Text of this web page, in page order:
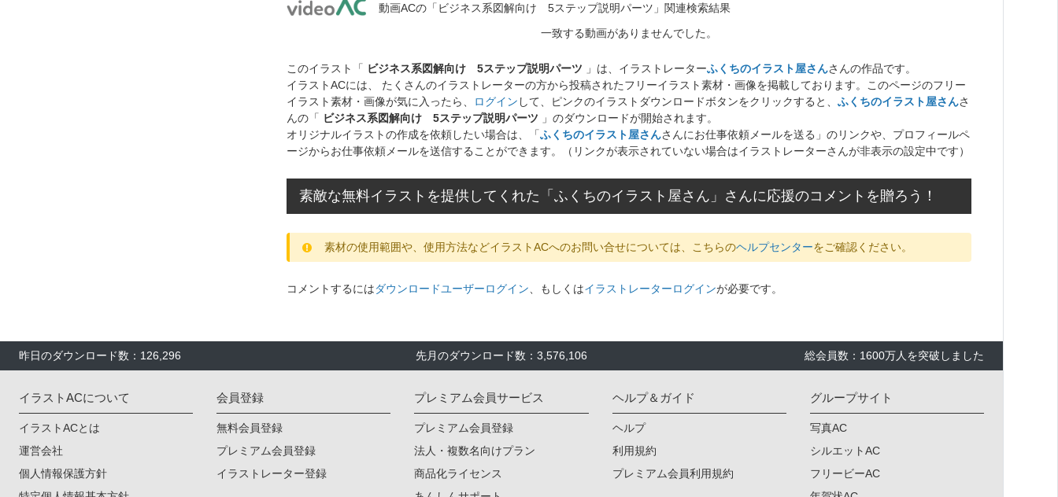
動画ACの「ビジネス系図解向け 5ステップ説明パーツ」関連検索結果
一致する動画がありませんでした。
このイラスト「 ビジネス系図解向け 5ステップ説明パーツ 」は、イラストレーターふくちのイラスト屋さんさんの作品です。
イラストACには、 たくさんのイラストレーターの方から投稿されたフリーイラスト素材・画像を掲載しております。このページのフリー
イラスト素材・画像が気に入ったら、
ログイン して、ピンクのイラストダウンロードボタンをクリックすると、 ふくちのイラスト屋さんさ
んの「 ビジネス系図解向け 5ステップ説明パーツ 」のダウンロードが開始されます。
オリジナルイラストの作成を依頼したい場合は、「ふくちのイラスト屋さんさんにお仕事依頼メールを送る」のリンクや、プロフィールペ
ージからお仕事依頼メールを送信することができます。（リンクが表示されていない場合はイラストレーターさんが非表示の設定中です）
素敵な無料イラストを提供してくれた「ふくちのイラスト屋さん」さんに応援のコメントを贈ろう！
素材の使用範囲や、使用方法などイラストACへのお問い合せについては、こちらのヘルプセンターをご確認ください。
コメントするにはダウンロードユーザーログイン 、もしくはイラストレーターログインが必要です。
昨日のダウンロード数：126,296 先月のダウンロード数：3,576,106 総会員数：1600万人を突破しました
イラストACについて
イラストACとは
運営会社
個人情報保護方針
会員登録
無料会員登録
プレミアム会員登録
イラストレーター登録
プレミアム会員サービス
プレミアム会員登録
法人・複数名向けプラン
商品化ライセンス
ヘルプ＆ガイド
ヘルプ
利用規約
プレミアム会員利用規約
グループサイト
写真AC
シルエットAC
フリービーAC